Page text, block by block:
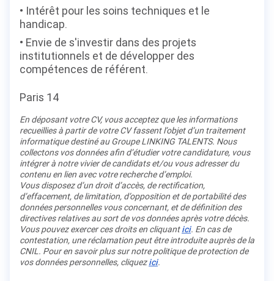
Intérêt pour les soins techniques et le
handicap.
Envie de s'investir dans des projets
institutionnels et de développer des
compétences de référent.
Paris 14
En déposant votre CV, vous acceptez que les informations
recueillies à partir de votre CV fassent l’objet d’un traitement
informatique destiné au Groupe LINKING TALENTS. Nous
collectons vos données afin d’étudier votre candidature, vous
intégrer à notre vivier de candidats et/ou vous adresser du
contenu en lien avec votre recherche d’emploi.
Vous disposez d’un droit d’accès, de rectification,
d’effacement, de limitation, d’opposition et de portabilité des
données personnelles vous concernant, et de définition des
directives relatives au sort de vos données après votre décès.
Vous pouvez exercer ces droits en cliquantici. En cas de
contestation, une réclamation peut être introduite auprès de la
CNIL. Pour en savoir plus sur notre politique de protection de
vos données personnelles, cliquezici.